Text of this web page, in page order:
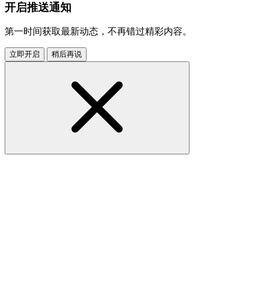
开启推送通知
第一时间获取最新动态，不再错过精彩内容。
立即开启 稍后再说